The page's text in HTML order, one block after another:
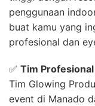
penggunaan
buat kamu yang
profesional dan
✅ Tim
Tim Glowing
event di Manado